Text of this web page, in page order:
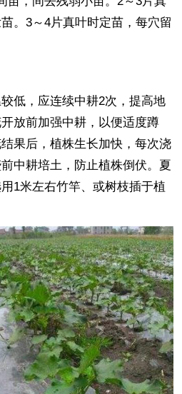
。3～4片真叶时定苗，每穴留
低，应连续中耕2次，提高地
放前加强中耕，以便适度蹲
果后，植株生长加快，每次浇
中耕培土，防止植株倒伏。夏
1米左右竹竿、或树枝插于植